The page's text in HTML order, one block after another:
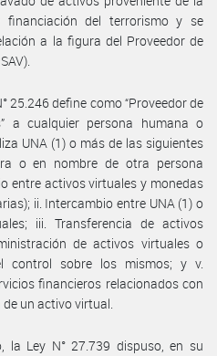
del terrorismo y se
a la figura del Proveedor de
25.246 define como “Proveedor de
a cualquier persona humana o
UNA (1) o más de las siguientes
o en nombre de otra persona
entre activos virtuales y monedas
ii. Intercambio entre UNA (1) o
iii. Transferencia de activos
de activos virtuales o
control sobre los mismos; y v.
financieros relacionados con
un activo virtual.
la Ley N° 27.739 dispuso, en su